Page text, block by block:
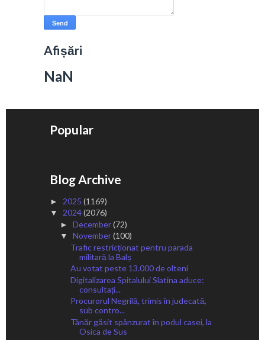
Afișări
NaN
Popular
Blog Archive
► 2025 (1169)
▼ 2024(2076)
► December(72)
▼ November(100)
Trafic restricționat pentru parada
militară la Balș
Au votat peste 13.000 de olteni
Digitalizarea Spitalului Slatina aduce:
consultați...
Procurorul Negrilă, trimis în judecată,
sub contro...
Tânăr găsit spânzurat în podul casei, la
Osica de Sus